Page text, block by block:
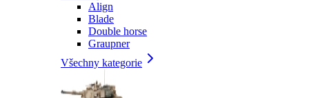
Align
Blade
Double horse
Graupner
Všechny kategorie